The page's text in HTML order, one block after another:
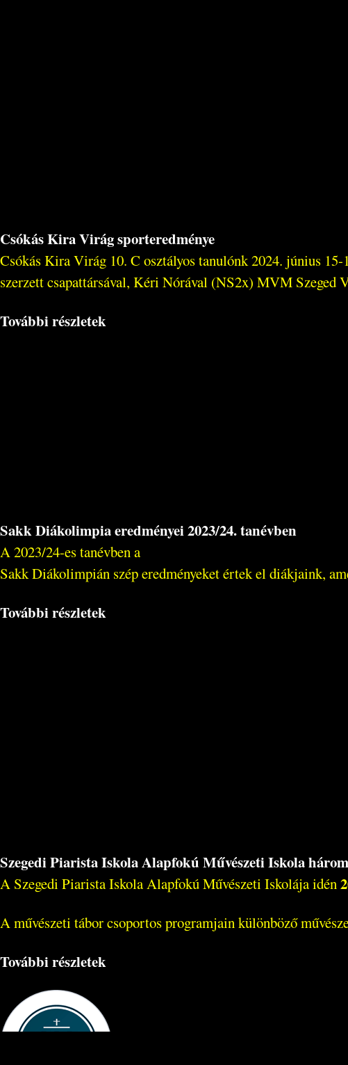
Csókás Kira Virág sporteredménye
Csókás Kira Virág 10. C osztályos tanulónk 2024. június
szerzett csapattársával, Kéri Nórával (NS2x) MVM Szeged
További részletek
Sakk Diákolimpia eredményei 2023/24. tanévben
A 2023/24-es tanévben a
Sakk Diákolimpián szép eredményeket értek el diákjaink,
További részletek
Szegedi Piarista Iskola Alapfokú Művészeti Iskola
A Szegedi Piarista Iskola Alapfokú Művészeti Iskolája idén
A művészeti tábor csoportos programjain különböző
További részletek